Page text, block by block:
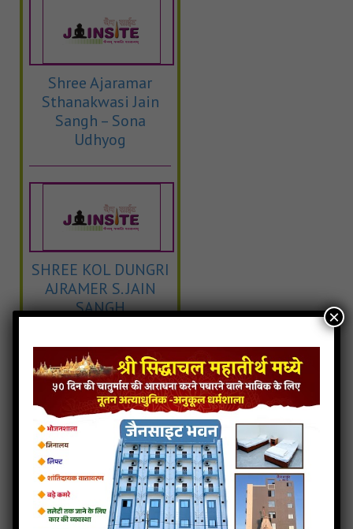
Shree Ajaramar
Sthanakwasi Jain
Sangh – Sona
Udhyog
SHREE KOL DUNGRI
AJRAMER S. JAIN
SANGH
SHREE Verma Nagar
V. S. JAIN S. SANGH
×